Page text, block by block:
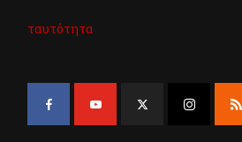
ταυτότητα